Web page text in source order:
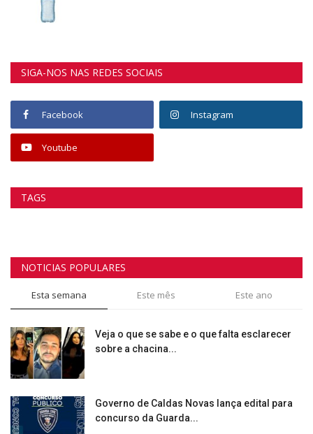
SIGA-NOS NAS REDES SOCIAIS
Facebook Instagram
Youtube
TAGS
NOTICIAS POPULARES
Esta semana Este mês Este ano
Veja o que se sabe e o que falta esclarecer
sobre a chacina...
Governo de Caldas Novas lança edital para
concurso da Guarda...